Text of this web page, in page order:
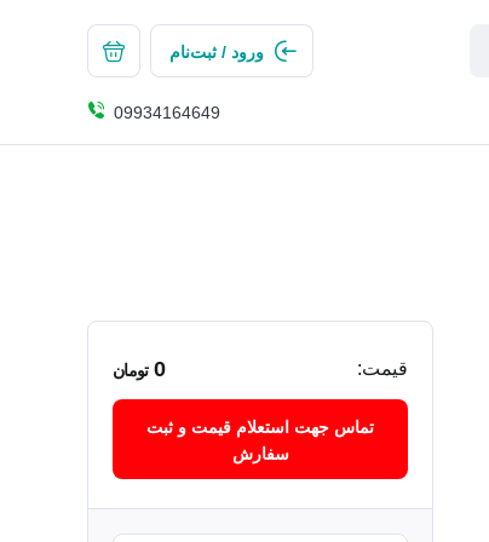
ورود / ثبت‌نام
09934164649
قیمت: 0 تومان
تماس جهت استعلام قیمت و ثبت
سفارش